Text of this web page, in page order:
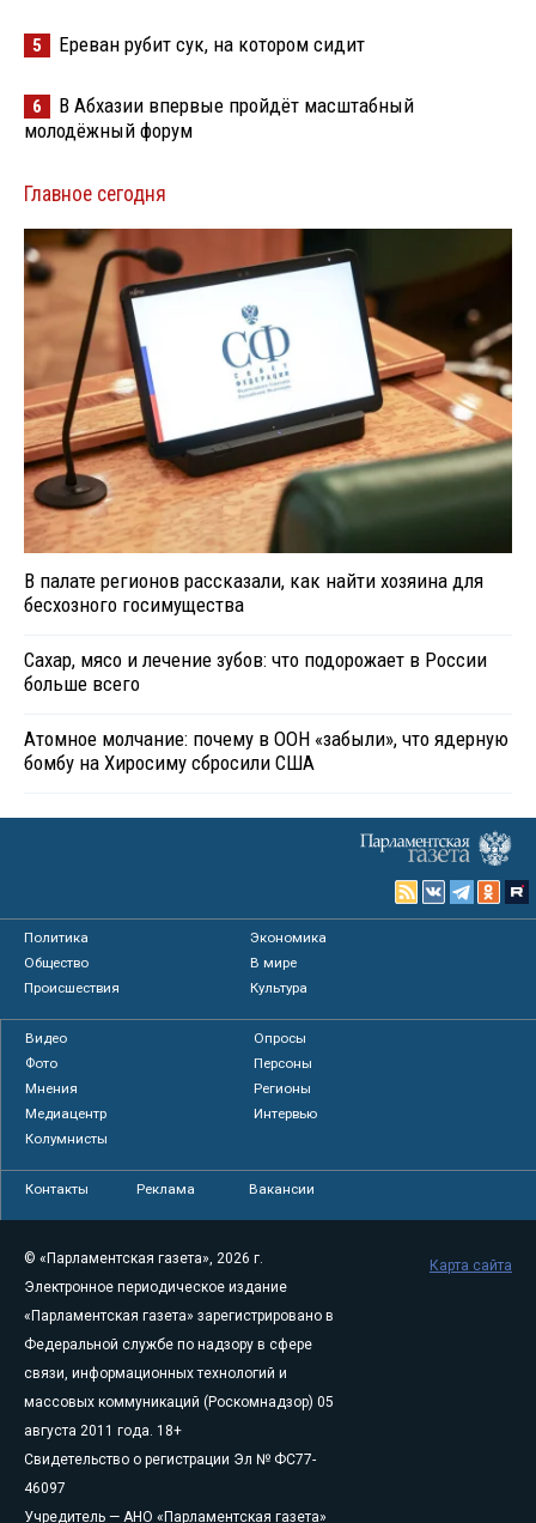
5 Ереван рубит сук, на котором сидит
6
В Абхазии впервые пройдёт масштабный
молодёжный форум
Главное сегодня
В палате регионов рассказали, как найти хозяина для
бесхозного госимущества
Сахар, мясо и лечение зубов: что подорожает в России
больше всего
Атомное молчание: почему в ООН «забыли», что ядерную
бомбу на Хиросиму сбросили США
Политика
Экономика
Общество
В мире
Происшествия
Культура
Видео
Опросы
Фото
Персоны
Мнения
Регионы
Медиацентр
Интервью
Колумнисты
Контакты Реклама Вакансии
© «Парламентская газета», 2026 г.
Электронное периодическое издание
«Парламентская газета» зарегистрировано в
Федеральной службе по надзору в сфере
связи, информационных технологий и
массовых коммуникаций (Роскомнадзор) 05
августа 2011 года. 18+
Свидетельство о регистрации Эл № ФС77-
46097
Учредитель — АНО «Парламентская газета»
Карта сайта